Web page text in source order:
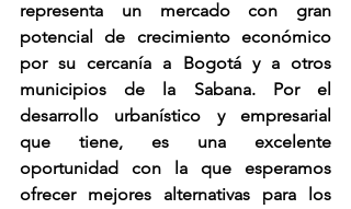
representa un mercado con gran
potencial de crecimiento económico
por su cercanía a Bogotá y a otros
municipios de la Sabana. Por el
desarrollo urbanístico y empresarial
que tiene, es una excelente
oportunidad con la que esperamos
ofrecer mejores alternativas para los